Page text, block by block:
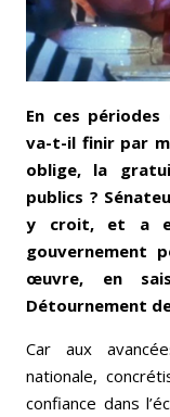
En ces
va-t-il finir par
oblige, la
publics ?
y croit, et a
gouvernement
œuvre, en
Détournement
Car aux
nationale,
confiance dans